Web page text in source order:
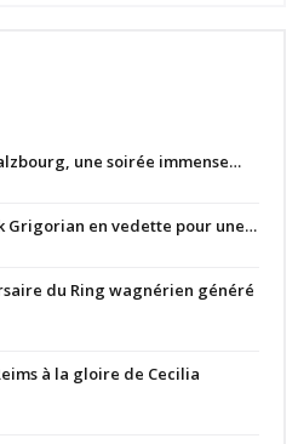
une soirée immense…
Grigorian en vedette pour une…
du Ring wagnérien généré
à la gloire de Cecilia